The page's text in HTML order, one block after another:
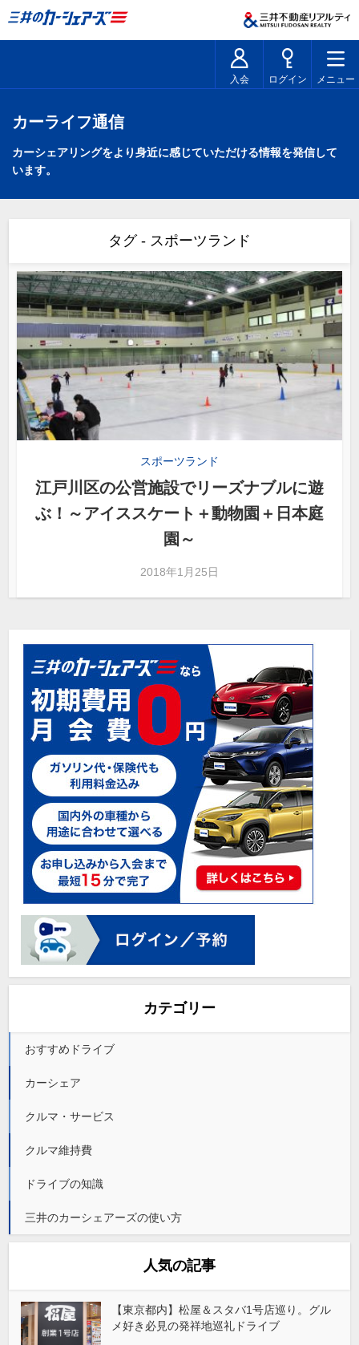
入会 ログイン メニュー
カーライフ通信
カーシェアリングをより身近に感じていただける情報を発信して
います。
タグ - スポーツランド
スポーツランド
江戸川区の公営施設でリーズナブルに遊
ぶ！～アイススケート＋動物園＋日本庭
園～
2018年1月25日
カテゴリー
おすすめドライブ
カーシェア
クルマ・サービス
クルマ維持費
ドライブの知識
三井のカーシェアーズの使い方
人気の記事
【東京都内】松屋＆スタバ1号店巡り。グル
メ好き必見の発祥地巡礼ドライブ